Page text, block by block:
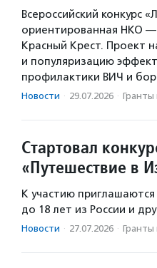
Всероссийский конкурс
ориентированная НКО —
Красный Крест. Проект
и популяризацию
профилактики ВИЧ и
Новости · 29.07.2026 · Гранты
Стартовал
«Путешествие в
К участию
до 18 лет из России и
Новости · 27.07.2026 · Гранты